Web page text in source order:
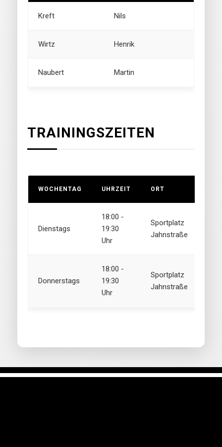
Kreft Nils
Wirtz Henrik
Naubert Martin
TRAININGSZEITEN
WOCHENTAG UHRZEIT ORT
Dienstags
18:00 -
19:30
Uhr
Sportplatz
Jahnstraße
Donnerstags
18:00 -
19:30
Uhr
Sportplatz
Jahnstraße